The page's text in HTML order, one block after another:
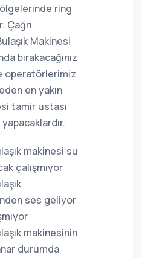
ring
Çağrı
Makinesi
bırakacağınız
operatörlerimiz
en yakın
tamir ustası
makinesi su
çalışmıyor
ses geliyor
makinesinin
durumda